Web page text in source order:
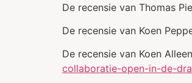
De recensie van Thomas
De recensie van Koen
De recensie van Koen
collaboratie-open-in-de-